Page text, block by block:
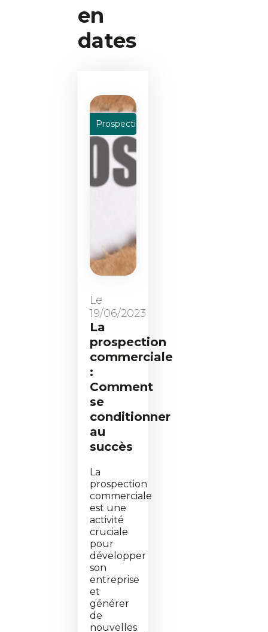
en
dates
Prospection
Le
19/06/2023
La
prospection
commerciale
:
Comment
se
conditionner
au
succès
La
prospection
commerciale
est une
activité
cruciale
pour
développer
son
entreprise
et
générer
de
nouvelles